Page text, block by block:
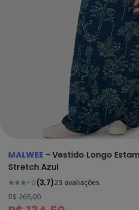
MALWEE - Vestido Longo
Stretch Azul
(3,7)23 avaliações
R$ 269,00